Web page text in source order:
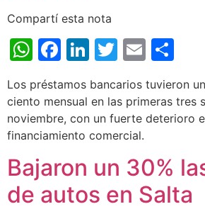
Compartí esta nota
WhatsApp
Facebook
LinkedIn
Twitter
Email
Los préstamos bancarios tuvieron
ciento mensual en las primeras tres
noviembre, con un fuerte deterioro
financiamiento comercial.
Bajaron un 30%
de autos en Salta